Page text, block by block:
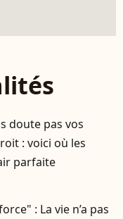
doute pas vos
: voici où les
parfaite
: La vie n’a pas